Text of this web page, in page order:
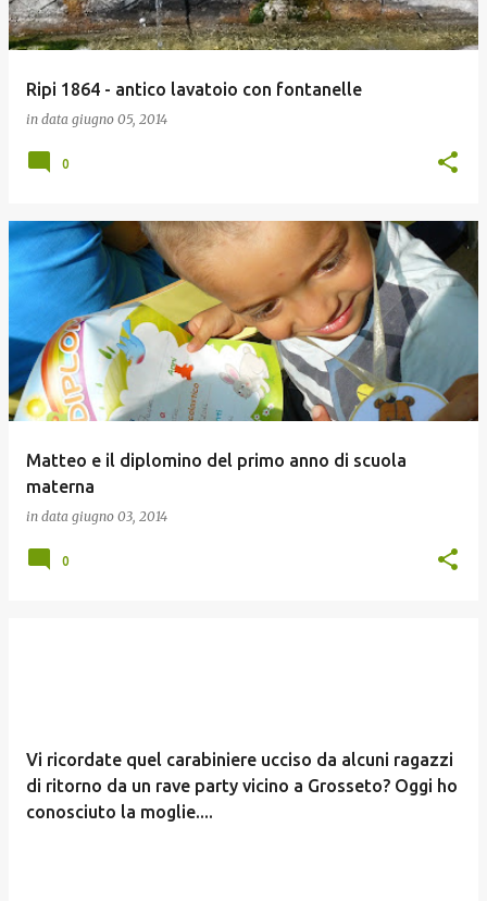
Ripi 1864 - antico lavatoio con fontanelle
in data giugno 05, 2014
0
Matteo e il diplomino del primo anno di scuola
materna
in data giugno 03, 2014
0
Vi ricordate quel carabiniere ucciso da alcuni ragazzi
di ritorno da un rave party vicino a Grosseto? Oggi ho
conosciuto la moglie....